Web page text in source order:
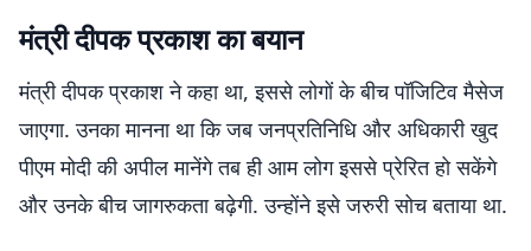
मंत्री दीपक प्रकाश का बयान
मंत्री दीपक प्रकाश ने कहा था, इससे लोगों के बीच पॉजिटिव मैसेज
जाएगा. उनका मानना था कि जब जनप्रतिनिधि और अधिकारी खुद
पीएम मोदी की अपील मानेंगे तब ही आम लोग इससे प्रेरित हो सकेंगे
और उनके बीच जागरुकता बढ़ेगी. उन्होंने इसे जरुरी सोच बताया था.